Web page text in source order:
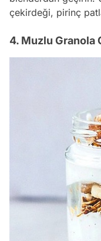
çekirdeği, pirinç
4. Muzlu Granola